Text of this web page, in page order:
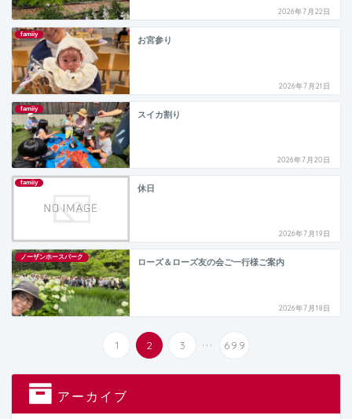
2026年7月22日
famiiy
お宮参り
2026年7月21日
famiiy
スイカ割り
2026年7月20日
famiiy
休日
2026年7月19日
ノーザンホースパーク
ローズ＆ローズ友の会ご一行様ご案内
2026年7月18日
1 2 3 ... 699
アーカイブ